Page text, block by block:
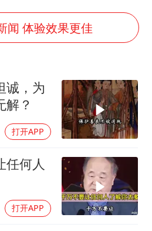
存储板块集体大跌
日本试射“战斧”导弹，国防部回应
奖开幕式
彦斌韩磊 谁帮谁
基础开新局
闻 体验效果更佳
诚，为
解？
打开APP
任何人
打开APP